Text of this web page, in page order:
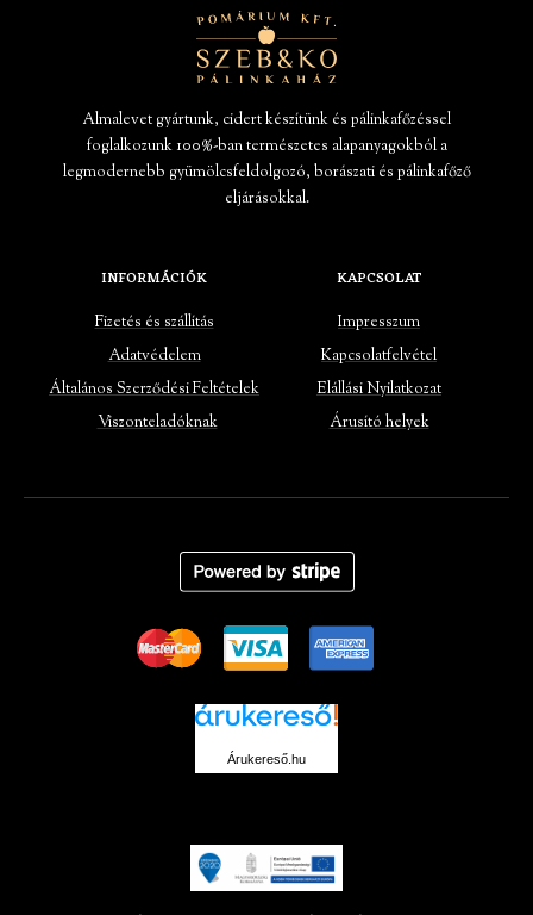
Almalevet gyártunk, cidert készítünk és pálinkafőzéssel
foglalkozunk 100%-ban természetes alapanyagokból a
legmodernebb gyümölcsfeldolgozó, borászati és pálinkafőző
eljárásokkal.
INFORMÁCIÓK
Fizetés és szállítás
Adatvédelem
Általános Szerződési Feltételek
Viszonteladóknak
KAPCSOLAT
Impresszum
Kapcsolatfelvétel
Elállási Nyilatkozat
Árusító helyek
Árukereső.hu